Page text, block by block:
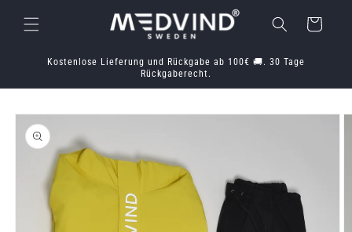
zum
Inhalt
Warenkorb
Kostenlose Lieferung und Rückgabe ab 100€ 🚚. 30 Tage
Rückgaberecht.